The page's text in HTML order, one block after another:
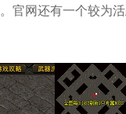
官网还有一个较为